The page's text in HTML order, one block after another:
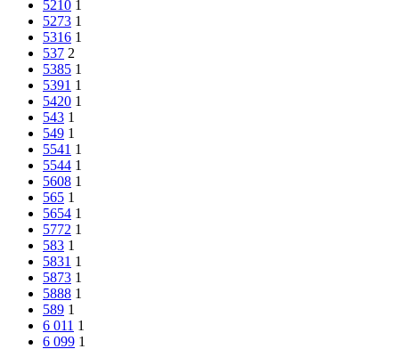
5210 1
5273 1
5316 1
537 2
5385 1
5391 1
5420 1
543 1
549 1
5541 1
5544 1
5608 1
565 1
5654 1
5772 1
583 1
5831 1
5873 1
5888 1
589 1
6 011 1
6 099 1